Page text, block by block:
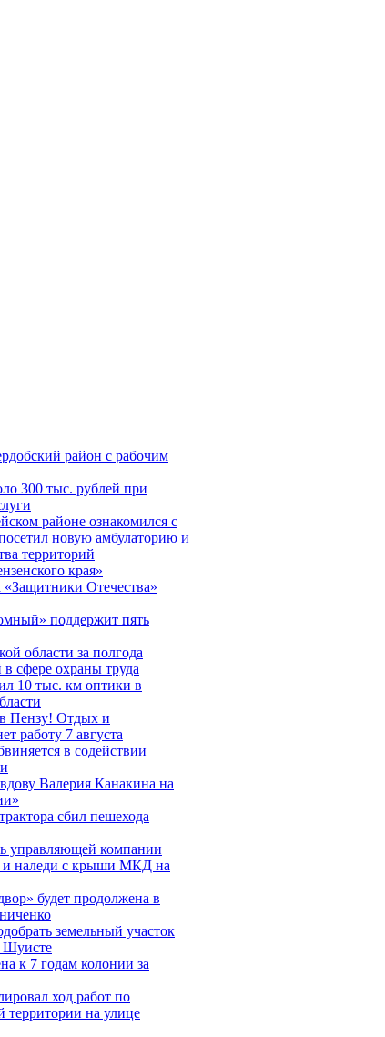
район с рабочим
300 тыс. рублей при
районе ознакомился с
новую амбулаторию и
территорий
края»
«Защитники Отечества»
поддержит пять
области за полгода
сфере охраны труда
10 тыс. км оптики в
Пензу! Отдых и
работу 7 августа
в содействии
Валерия Канакина на
сбил пешехода
управляющей компании
и наледи с крыши МКД на
будет продолжена в
земельный участок
Шуисте
к 7 годам колонии за
ход работ по
территории на улице